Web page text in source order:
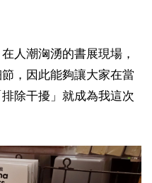
人潮洶湧的書展現場，
，因此能夠讓大家在當
除干擾」就成為我這次